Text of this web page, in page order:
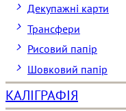
Декупажні карти
Трансфери
Рисовий папір
Шовковий папір
КАЛІГРАФІЯ